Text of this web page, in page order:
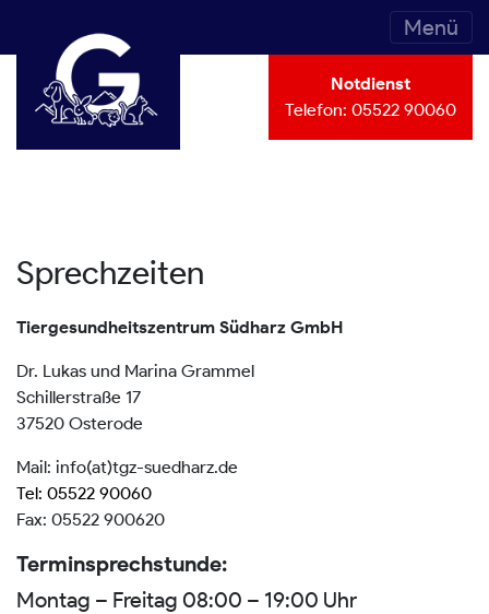
Menü
Notdienst
Telefon: 05522 90060
Sprechzeiten
Tiergesundheitszentrum Südharz GmbH
Dr. Lukas und Marina Grammel
Schillerstraße 17
37520 Osterode
Mail: info(at)tgz-suedharz.de
Tel: 05522 90060
Fax: 05522 900620
Terminsprechstunde:
Montag – Freitag 08:00 – 19:00 Uhr